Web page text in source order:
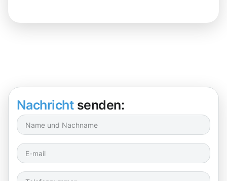
Nachricht senden: